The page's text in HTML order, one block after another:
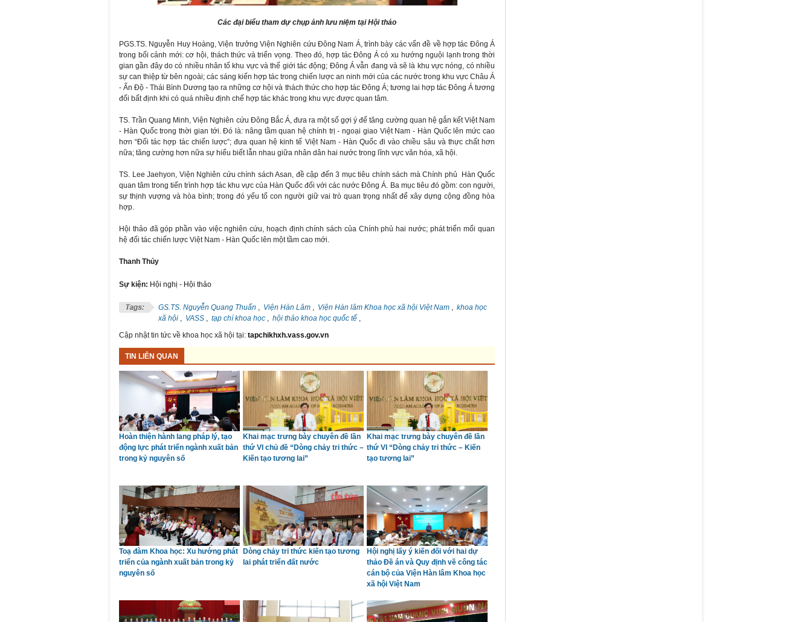
Các đại biểu tham dự chụp ảnh lưu niệm tại Hội thảo
PGS.TS. Nguyễn Huy Hoàng, Viện trưởng Viện Nghiên cứu Đông Nam Á, trình bày các vấn đề về hợp tác Đông Á
trong bối cảnh mới: cơ hội, thách thức và triển vọng. Theo đó, hợp tác Đông Á có xu hướng nguội lạnh trong thời
gian gần đây do có nhiều nhân tố khu vực và thế giới tác động; Đông Á vẫn đang và sẽ là khu vực nóng, có nhiều
sự can thiệp từ bên ngoài; các sáng kiến hợp tác trong chiến lược an ninh mới của các nước trong khu vực Châu Á
- Ấn Độ - Thái Bình Dương tạo ra những cơ hội và thách thức cho hợp tác Đông Á; tương lai hợp tác Đông Á tương
đối bất định khi có quá nhiều định chế hợp tác khác trong khu vực được quan tâm.
TS. Trần Quang Minh, Viện Nghiên cứu Đông Bắc Á, đưa ra một số gợi ý để tăng cường quan hệ gắn kết Việt Nam
- Hàn Quốc trong thời gian tới. Đó là: nâng tầm quan hệ chính trị - ngoại giao Việt Nam - Hàn Quốc lên mức cao
hơn “Đối tác hợp tác chiến lược”; đưa quan hệ kinh tế Việt Nam - Hàn Quốc đi vào chiều sâu và thực chất hơn
nữa; tăng cường hơn nữa sự hiểu biết lẫn nhau giữa nhân dân hai nước trong lĩnh vực văn hóa, xã hội.
TS. Lee Jaehyon, Viện Nghiên cứu chính sách Asan, đề cập đến 3 mục tiêu chính sách mà Chính phủ Hàn Quốc
quan tâm trong tiến trình hợp tác khu vực của Hàn Quốc đối với các nước Đông Á. Ba mục tiêu đó gồm: con người,
sự thịnh vượng và hòa bình; trong đó yếu tố con người giữ vai trò quan trọng nhất để xây dựng cộng đồng hòa
hợp.
Hội thảo đã góp phần vào việc nghiên cứu, hoạch định chính sách của Chính phủ hai nước; phát triển mối quan
hệ đối tác chiến lược Việt Nam - Hàn Quốc lên một tầm cao mới.
Thanh Thủy
Sự kiện: Hội nghị - Hội thảo
GS.TS. Nguyễn Quang Thuấn , Viện Hàn Lâm , Viện Hàn lâm Khoa học xã hội Việt Nam , khoa học
xã hội , VASS , tạp chí khoa học , hội thảo khoa học quốc tế ,
Cập nhật tin tức về khoa học xã hội tại: tapchikhxh.vass.gov.vn
TIN LIÊN QUAN
Hoàn thiện hành lang pháp lý, tạo
động lực phát triển ngành xuất bản
trong kỷ nguyên số
Khai mạc trưng bày chuyên đề lần
thứ VI chủ đề “Dòng chảy tri thức –
Kiến tạo tương lai”
Khai mạc trưng bày chuyên đề lần
thứ VI “Dòng chảy tri thức – Kiến
tạo tương lai”
Toạ đàm Khoa học: Xu hướng phát
triển của ngành xuất bản trong kỷ
nguyên số
Dòng chảy tri thức kiến tạo tương
lai phát triển đất nước
Hội nghị lấy ý kiến đối với hai dự
thảo Đề án và Quy định về công tác
cán bộ của Viện Hàn lâm Khoa học
xã hội Việt Nam